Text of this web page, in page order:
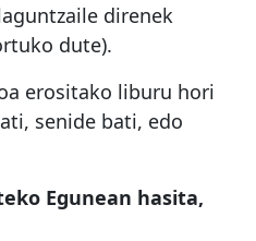
direnek
dute).
erositako liburu hori
senide bati, edo
Egunean hasita,